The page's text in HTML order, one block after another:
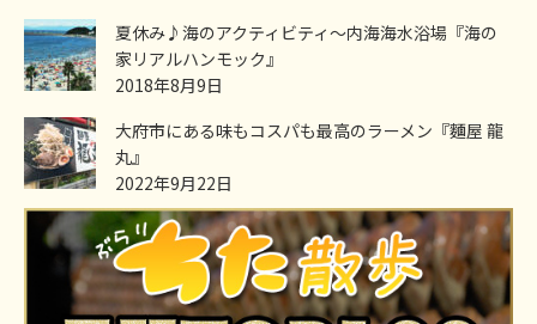
夏休み♪海のアクティビティ～内海海水浴場『海の
家リアルハンモック』
2018年8月9日
大府市にある味もコスパも最高のラーメン『麵屋 龍
丸』
2022年9月22日